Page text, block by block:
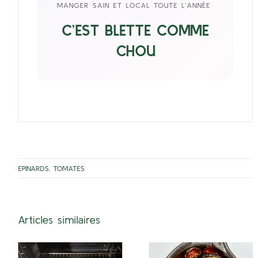
MANGER SAIN ET LOCAL TOUTE L’ANNÉE
C’EST BLETTE COMME
CHOU
EPINARDS TOMATES
Articles similaires